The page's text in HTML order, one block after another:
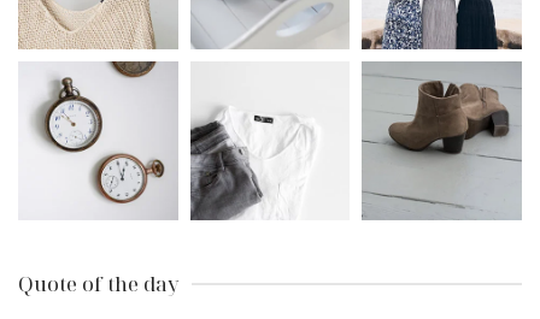
Quote of the day